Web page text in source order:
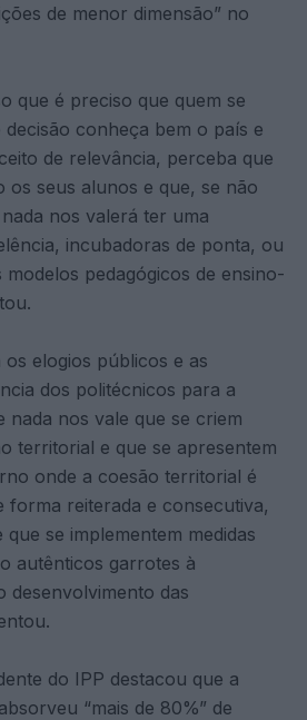
de menor dimensão” no
que é preciso que quem se
decisão conheça bem o país e
de relevância, perceba que
os seus alunos e que, se não
nos valerá ter uma
incubadoras de ponta, ou
pedagógicos de ensino-
os elogios públicos e as
dos politécnicos para a
nada nos vale que se criem
territorial e que se apresentem
onde a coesão territorial é
forma reiterada e consecutiva,
que se implementem medidas
autênticos garrotes à
desenvolvimento das
do IPP destacou que a
“mais de 80%” de